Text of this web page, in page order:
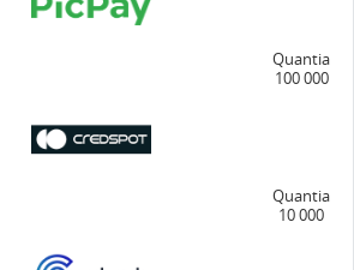
Quantia
100 000
Quantia
10 000